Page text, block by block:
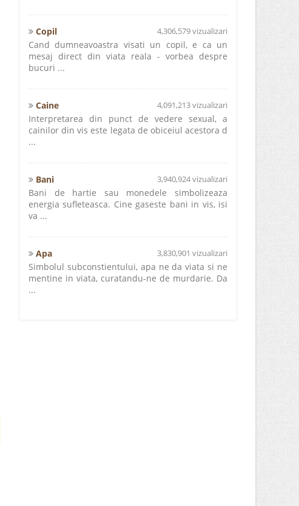
Copil 4,306,579 vizualizari
Cand dumneavoastra visati un copil, e ca un
mesaj direct din viata reala - vorbea despre
bucuri ...
Caine 4,091,213 vizualizari
Interpretarea din punct de vedere sexual, a
cainilor din vis este legata de obiceiul acestora d
...
Bani 3,940,924 vizualizari
Bani de hartie sau monedele simbolizeaza
energia sufleteasca. Cine gaseste bani in vis, isi
va ...
Apa 3,830,901 vizualizari
Simbolul subconstientului, apa ne da viata si ne
mentine in viata, curatandu-ne de murdarie. Da
...